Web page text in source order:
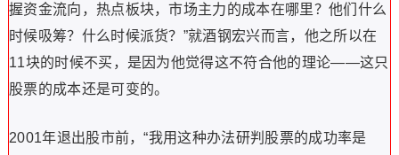
握资金流向，热点板块，市场主力的成本在哪里？他们什么
时候吸筹？什么时候派货？”就酒钢宏兴而言，他之所以在
11块的时候不买，是因为他觉得这不符合他的理论——这只
股票的成本还是可变的。
2001年退出股市前，“我用这种办法研判股票的成功率是